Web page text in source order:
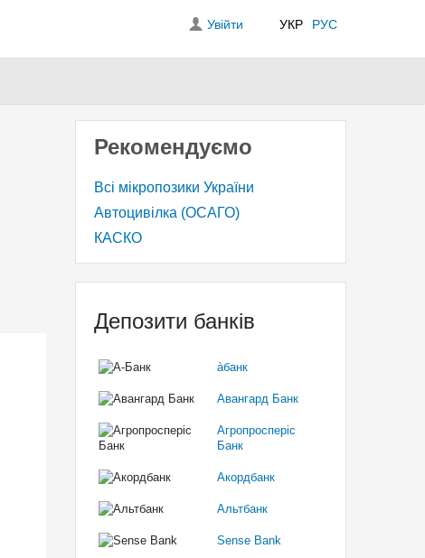
Увійти УКР РУС
Рекомендуємо
Всі мікропозики України
Автоцивілка (ОСАГО)
КАСКО
Депозити банків
àбанк
Авангард Банк
Агропросперіс
Банк
Акордбанк
Альтбанк
Sense Bank